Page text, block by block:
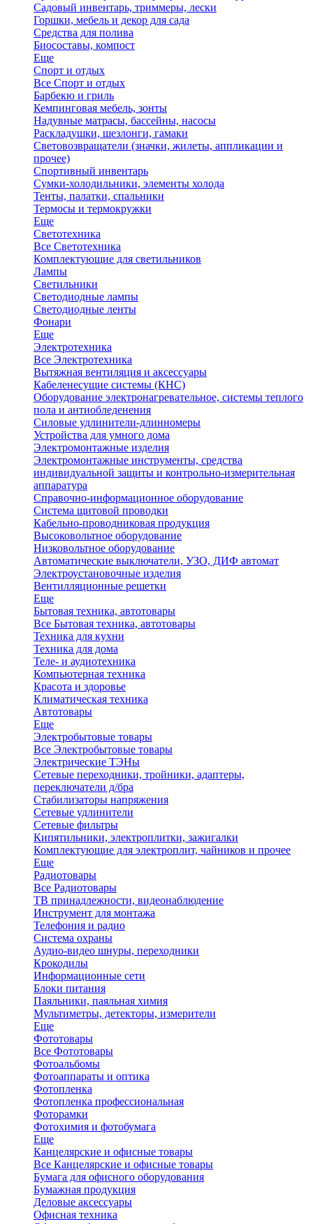
Садовый инвентарь, триммеры, лески
Горшки, мебель и декор для сада
Средства для полива
Биосоставы, компост
Еще
Спорт и отдых
Все Спорт и отдых
Барбекю и гриль
Кемпинговая мебель, зонты
Надувные матрасы, бассейны, насосы
Раскладушки, шезлонги, гамаки
Световозвращатели (значки, жилеты, аппликации и
прочее)
Спортивный инвентарь
Сумки-холодильники, элементы холода
Тенты, палатки, спальники
Термосы и термокружки
Еще
Светотехника
Все Светотехника
Комплектующие для светильников
Лампы
Светильники
Светодиодные лампы
Светодиодные ленты
Фонари
Еще
Электротехника
Все Электротехника
Вытяжная вентиляция и аксессуары
Кабеленесущие системы (КНС)
Оборудование электронагревательное, системы теплого
пола и антиобледенения
Силовые удлинители-длинномеры
Устройства для умного дома
Электромонтажные изделия
Электромонтажные инструменты, средства
индивидуальной защиты и контрольно-измерительная
аппаратура
Справочно-информационное оборудование
Система щитовой проводки
Кабельно-проводниковая продукция
Высоковольтное оборудование
Низковольтное оборудование
Автоматические выключатели, УЗО, ДИФ автомат
Электроустановочные изделия
Вентилляционные решетки
Еще
Бытовая техника, автотовары
Все Бытовая техника, автотовары
Техника для кухни
Техника для дома
Теле- и аудиотехника
Компьютерная техника
Красота и здоровье
Климатическая техника
Автотовары
Еще
Электробытовые товары
Все Электробытовые товары
Электрические ТЭНы
Сетевые переходники, тройники, адаптеры,
переключатели д/бра
Стабилизаторы напряжения
Сетевые удлинители
Сетевые фильтры
Кипятильники, электроплитки, зажигалки
Комплектующие для электроплит, чайников и прочее
Еще
Радиотовары
Все Радиотовары
ТВ принадлежности, видеонаблюдение
Инструмент для монтажа
Телефония и радио
Система охраны
Аудио-видео шнуры, переходники
Крокодилы
Информационные сети
Блоки питания
Паяльники, паяльная химия
Мультиметры, детекторы, измерители
Еще
Фототовары
Все Фототовары
Фотоальбомы
Фотоаппараты и оптика
Фотопленка
Фотопленка профессиональная
Фоторамки
Фотохимия и фотобумага
Еще
Канцелярские и офисные товары
Все Канцелярские и офисные товары
Бумага для офисного оборудования
Бумажная продукция
Деловые аксессуары
Офисная техника